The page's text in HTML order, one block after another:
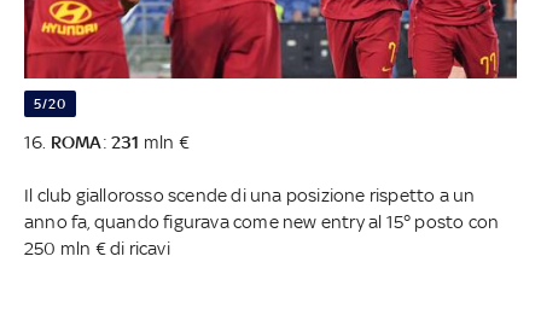
5/20
16. ROMA:231 mln €
Il club giallorosso scende di una posizione rispetto a un
anno fa, quando figurava come new entry al 15° posto con
250 mln € di ricavi